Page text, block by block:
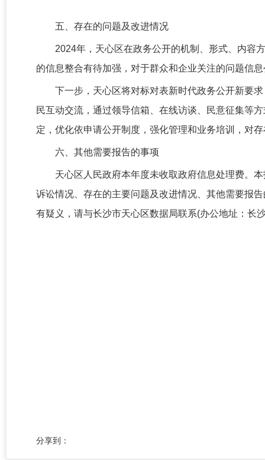
五、存在的问题及改进情况
2024年，天心区在政务公开的机制、形式、内容
的信息整合有待加强，对于群众和企业关注的问题信
下一步，天心区将对标对表新时代政务公开新要
民互动交流，通过领导信箱、在线访谈、民意征集等
定，优化依申请公开制度，强化管理和业务培训，对
六、其他需要报告的事项
天心区人民政府本年度未收取政府信息处理费。 本
诉讼情况、存在的主要问题及改进情况、其他需要报
有疑义，请与长沙市天心区数据局联系(办公地址：长
分享到：